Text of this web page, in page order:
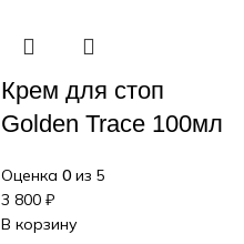
Крем для стоп
Golden Trace 100мл
Оценка 0 из 5
3 800 ₽
В корзину